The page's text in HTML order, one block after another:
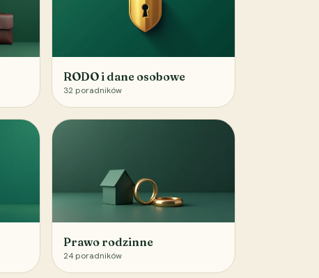
RODO i dane osobowe
32 poradników
Prawo rodzinne
24 poradników